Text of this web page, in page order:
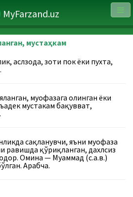
MyFarzand.uz
мустаҳкам
аслзода, зоти пок ёки пухта,
муҳофазага олинган ёки
мустаҳкам бақувват,
сақланувчи, яъни муҳофаза
равишда қўриқланган, дахлсиз
Омина — Муҳаммад (с.а.в.)
Арабча.